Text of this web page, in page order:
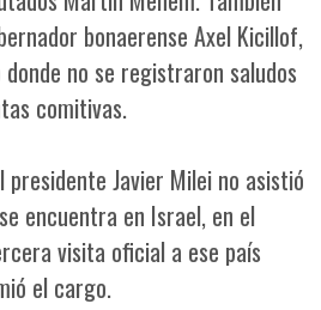
bonaerense Axel Kicillof,
no se registraron saludos
comitivas.
presidente Javier Milei no asistió
encuentra en Israel, en el
visita oficial a ese país
el cargo.